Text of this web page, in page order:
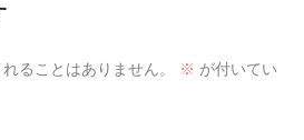
ることはありません。 ※ が付いてい